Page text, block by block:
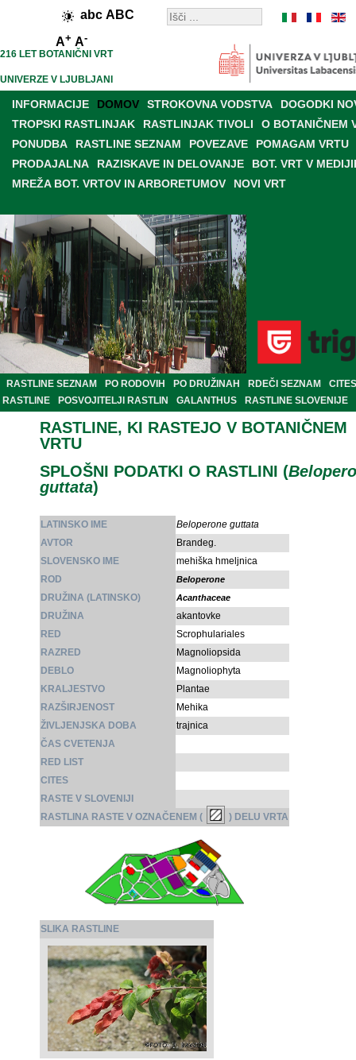
abc ABC
A+ A-
216 LET BOTANIČNI VRT
UNIVERZE V LJUBLJANI
INFORMACIJE DOMOV STROKOVNA VODSTVA
DOGODKI
TROPSKI RASTLINJAK
RASTLINJAK TIVOLI
O BOTANIČNEM
PONUDBA
RASTLINE SEZNAM POVEZAVE
POMAGAM VRTU
PRODAJALNA
RAZISKAVE IN DELOVANJE
BOT. VRT V
MREŽA BOT. VRTOV IN ARBORETUMOV
NOVI VRT
RASTLINE SEZNAM PO RODOVIH PO DRUŽINAH RDEČI SEZNAM
CITES
RASTLINE
POSVOJITELJI RASTLIN GALANTHUS RASTLINE SLOVENIJE
RASTLINE, KI RASTEJO V BOTANIČNEM
VRTU
SPLOŠNI PODATKI O RASTLINI (
guttata)
LATINSKO IME
Beloperone guttata
AVTOR
Brandeg.
SLOVENSKO IME
mehiška hmeljnica
ROD
Beloperone
DRUŽINA (LATINSKO) Acanthaceae
DRUŽINA
akantovke
RED
Scrophulariales
RAZRED
Magnoliopsida
DEBLO
Magnoliophyta
KRALJESTVO
Plantae
RAZŠIRJENOST
Mehika
ŽIVLJENJSKA DOBA
trajnica
ČAS CVETENJA
RED LIST
CITES
RASTE V SLOVENIJI
RASTLINA RASTE V OZNAČENEM (
) DELU VRTA
SLIKA RASTLINE